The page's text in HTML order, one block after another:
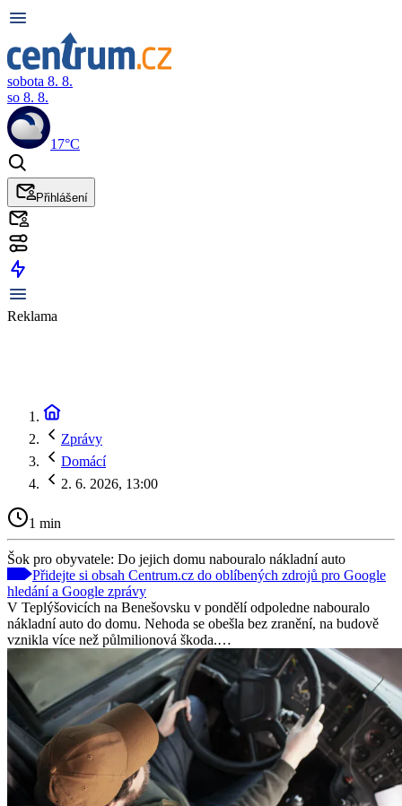
sobota 8. 8.
so 8. 8.
17°C
Přihlášení
Reklama
Zprávy
Domácí
2. 6. 2026, 13:00
1 min
Šok pro obyvatele: Do jejich domu nabouralo nákladní auto
Přidejte si obsah Centrum.cz do oblíbených zdrojů pro Google
hledání a Google zprávy
V Teplýšovicích na Benešovsku v pondělí odpoledne nabouralo
nákladní auto do domu. Nehoda se obešla bez zranění, na budově
vznikla více než půlmilionová škoda.…